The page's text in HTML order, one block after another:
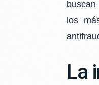
los
La